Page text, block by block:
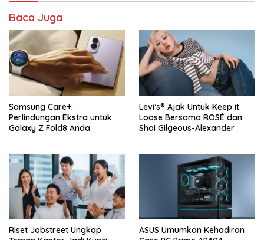
Baca Juga
Samsung Care+:
Perlindungan Ekstra untuk
Galaxy Z Fold8 Anda
Levi’s® Ajak Untuk Keep it
Loose Bersama ROSÉ dan
Shai Gilgeous-Alexander
Riset Jobstreet Ungkap
ASUS Umumkan Kehadiran